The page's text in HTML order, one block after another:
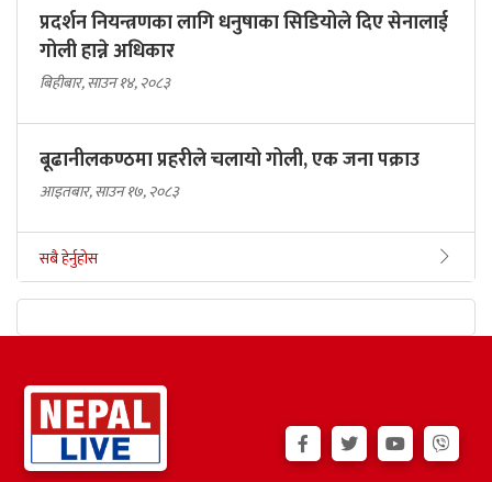
प्रदर्शन नियन्त्रणका लागि धनुषाका सिडियोले दिए सेनालाई
गोली हान्ने अधिकार
बिहीबार, साउन १४, २०८३
बूढानीलकण्ठमा प्रहरीले चलायो गोली, एक जना पक्राउ
आइतबार, साउन १७, २०८३
सबै हेर्नुहोस